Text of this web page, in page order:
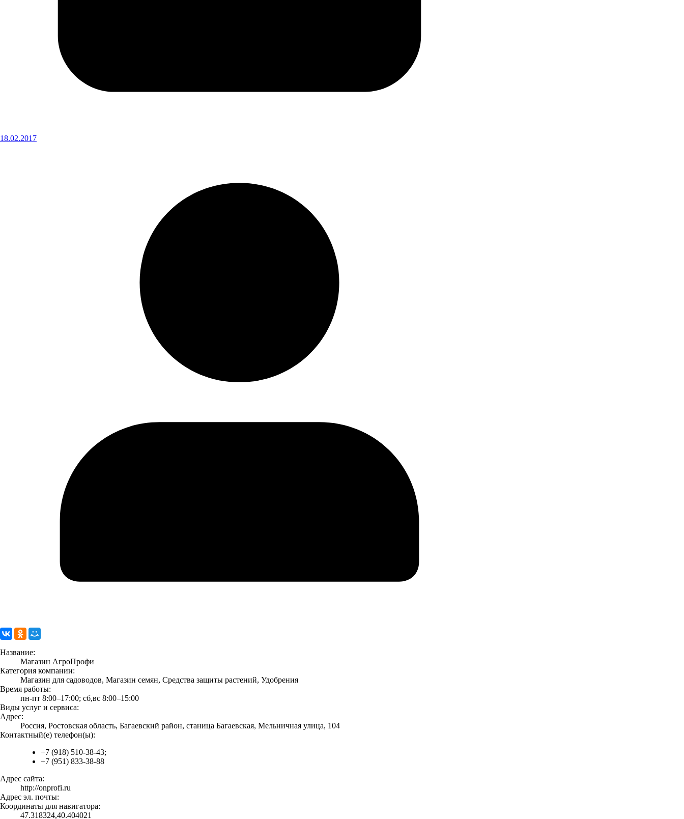
18.02.2017
Название:
Магазин АгроПрофи
Категория компании:
Магазин для садоводов, Магазин семян, Средства защиты растений, Удобрения
Время работы:
пн-пт 8:00–17:00; сб,вс 8:00–15:00
Виды услуг и сервиса:
Адрес:
Россия, Ростовская область, Багаевский район, станица Багаевская, Мельничная улица, 104
Контактный(е) телефон(ы):
+7 (918) 510-38-43;
+7 (951) 833-38-88
Адрес сайта:
http://onprofi.ru
Адрес эл. почты:
Координаты для навигатора:
47.318324,40.404021